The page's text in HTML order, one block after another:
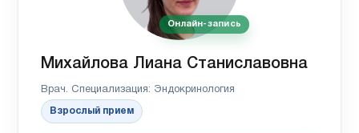
Онлайн-запись
Михайлова Лиана Станиславовна
Врач. Специализация: Эндокринология
Взрослый прием